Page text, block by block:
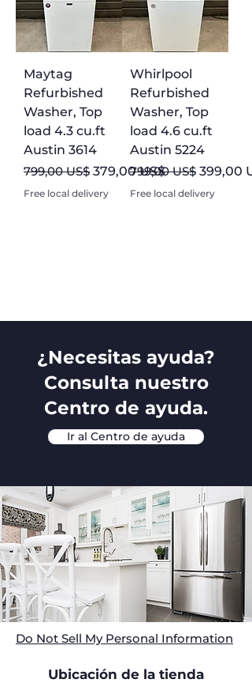
garantizar un excelente rendimiento y
confiabilidad, brindándole una
funcionalidad premium a un precio
renovando su lavandería o
reemplazando una lavadora rota,
nuestra selección económica tiene la
solución perfecta para sus
necesidades.
Maytag
Refurbished
Washer, Top
load 4.3 cu.ft
Austin 3614
Precio
799,00 US$ Precio de oferta
379,00 US$
Free local delivery
Whirlpool
Refurbished
Washer, Top
load 4.6 cu.ft
Austin 5224
Precio
799,00 US$ Precio
399,00
Free local delivery
¿Necesitas ayuda?
Consulta nuestro
Centro de ayuda.
Ir al Centro de ayuda
Do Not Sell My Personal Information
Ubicación de la tienda